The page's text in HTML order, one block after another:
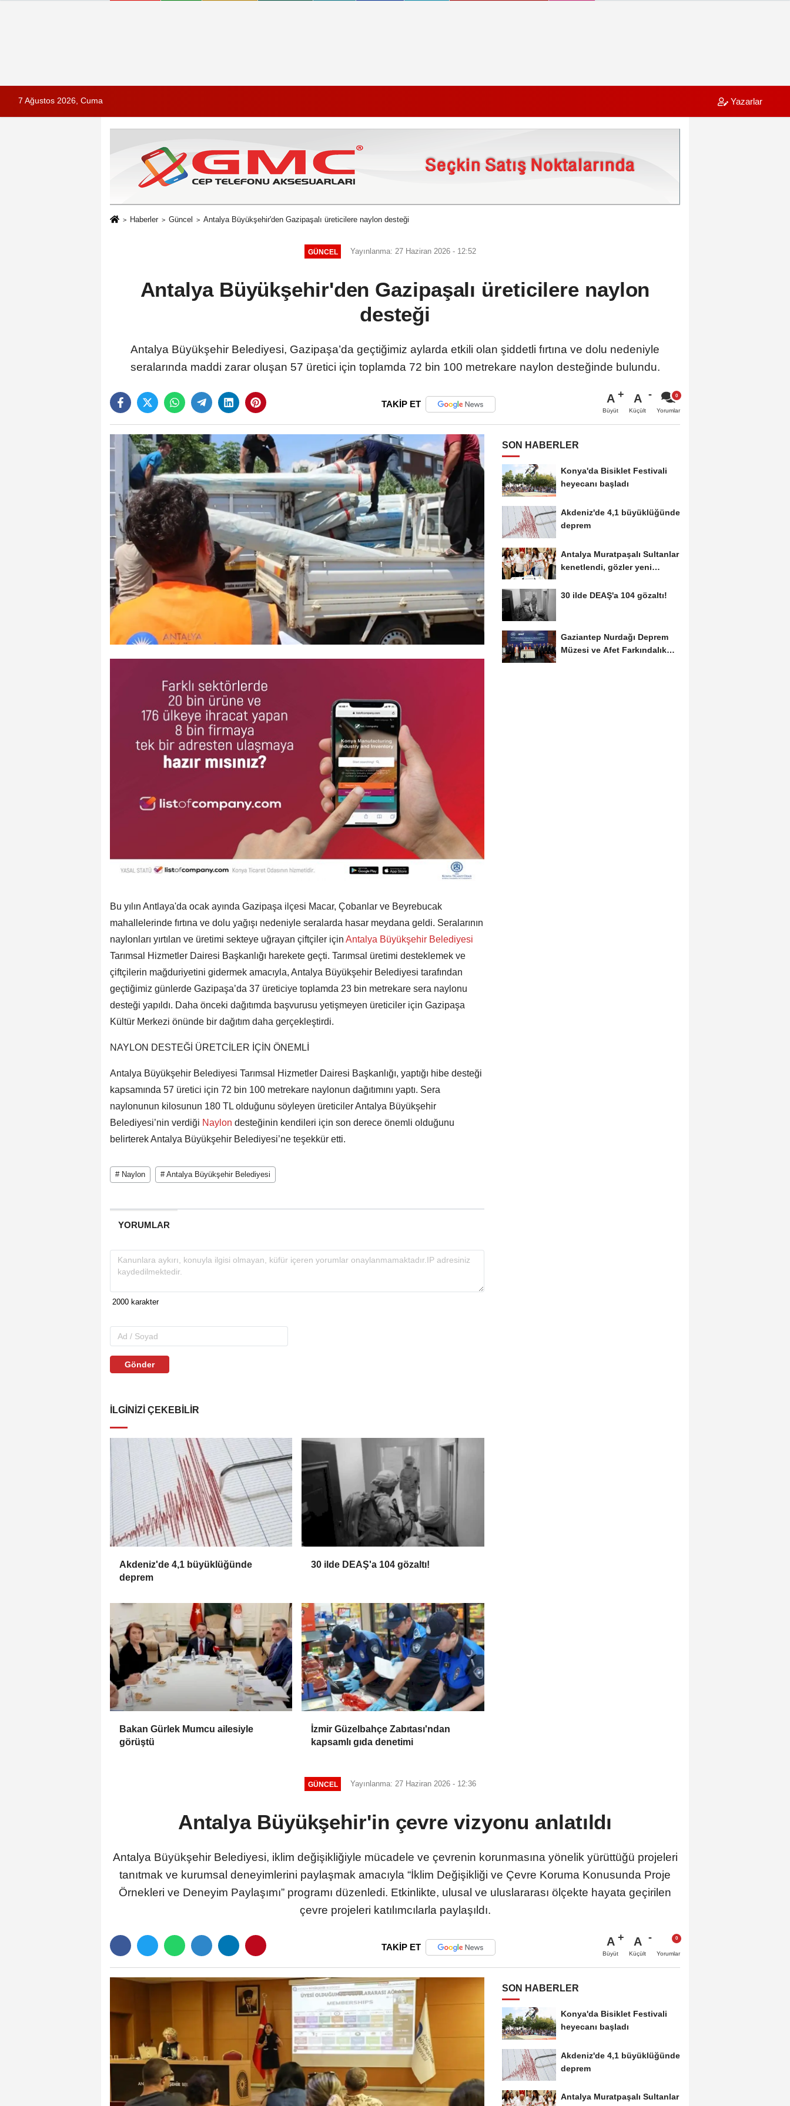
7 Ağustos 2026, Cuma Yazarlar
Haberler Güncel Antalya Büyükşehir'den Gazipaşalı üreticilere naylon desteği
GÜNCEL Yayınlanma: 27 Haziran 2026 - 12:52
Antalya Büyükşehir'den Gazipaşalı üreticilere naylon
desteği
Antalya Büyükşehir Belediyesi, Gazipaşa’da geçtiğimiz aylarda etkili olan şiddetli fırtına ve dolu nedeniyle
seralarında maddi zarar oluşan 57 üretici için toplamda 72 bin 100 metrekare naylon desteğinde bulundu.
TAKİP ET A
Büyüt
A
Küçült Yorumlar
Bu yılın Antlaya'da ocak ayında Gazipaşa ilçesi Macar, Çobanlar ve Beyrebucak
mahallelerinde fırtına ve dolu yağışı nedeniyle seralarda hasar meydana geldi. Seralarının
naylonları yırtılan ve üretimi sekteye uğrayan çiftçiler için Antalya Büyükşehir Belediyesi
Tarımsal Hizmetler Dairesi Başkanlığı harekete geçti. Tarımsal üretimi desteklemek ve
çiftçilerin mağduriyetini gidermek amacıyla, Antalya Büyükşehir Belediyesi tarafından
geçtiğimiz günlerde Gazipaşa’da 37 üreticiye toplamda 23 bin metrekare sera naylonu
desteği yapıldı. Daha önceki dağıtımda başvurusu yetişmeyen üreticiler için Gazipaşa
Kültür Merkezi önünde bir dağıtım daha gerçekleştirdi.
NAYLON DESTEĞİ ÜRETCİLER İÇİN ÖNEMLİ
Antalya Büyükşehir Belediyesi Tarımsal Hizmetler Dairesi Başkanlığı, yaptığı hibe desteği
kapsamında 57 üretici için 72 bin 100 metrekare naylonun dağıtımını yaptı. Sera
naylonunun kilosunun 180 TL olduğunu söyleyen üreticiler Antalya Büyükşehir
Belediyesi’nin verdiği Naylon desteğinin kendileri için son derece önemli olduğunu
belirterek Antalya Büyükşehir Belediyesi’ne teşekkür etti.
# Naylon # Antalya Büyükşehir Belediyesi
YORUMLAR
Gönder
İLGINIZI ÇEKEBILIR
Akdeniz'de 4,1 büyüklüğünde
deprem
30 ilde DEAŞ'a 104 gözaltı!
Bakan Gürlek Mumcu ailesiyle
görüştü
İzmir Güzelbahçe Zabıtası'ndan
kapsamlı gıda denetimi
SON HABERLER
Konya'da Bisiklet Festivali
heyecanı başladı
Akdeniz'de 4,1 büyüklüğünde
deprem
Antalya Muratpaşalı Sultanlar
kenetlendi, gözler yeni
30 ilde DEAŞ'a 104 gözaltı!
Gaziantep Nurdağı Deprem
Müzesi ve Afet Farkındalık
GÜNCEL Yayınlanma: 27 Haziran 2026 - 12:36
Antalya Büyükşehir'in çevre vizyonu anlatıldı
Antalya Büyükşehir Belediyesi, iklim değişikliğiyle mücadele ve çevrenin korunmasına yönelik yürüttüğü projeleri
tanıtmak ve kurumsal deneyimlerini paylaşmak amacıyla “İklim Değişikliği ve Çevre Koruma Konusunda Proje
Örnekleri ve Deneyim Paylaşımı” programı düzenledi. Etkinlikte, ulusal ve uluslararası ölçekte hayata geçirilen
çevre projeleri katılımcılarla paylaşıldı.
TAKİP ET A
Büyüt
A
Küçült Yorumlar
SON HABERLER
Konya'da Bisiklet Festivali
heyecanı başladı
Akdeniz'de 4,1 büyüklüğünde
deprem
Antalya Muratpaşalı Sultanlar